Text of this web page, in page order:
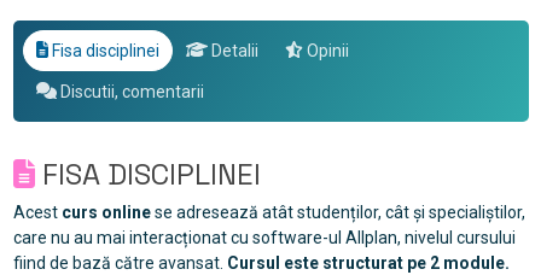
Fisa disciplinei Detalii Opinii
Discutii, comentarii
FISA DISCIPLINEI
Acest curs onlinese adresează atât studenților, cât și specialiștilor,
care nu au mai interacționat cu software-ul Allplan, nivelul cursului
fiind de bază către avansat. Cursul este structurat pe 2 module.